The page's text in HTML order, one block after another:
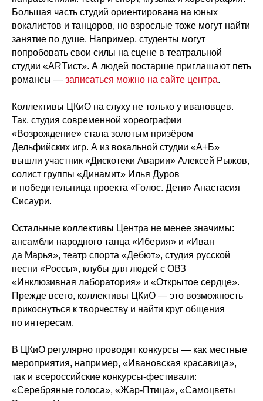
Большая часть студий ориентирована на юных
вокалистов и танцоров, но взрослые тоже могут найти
занятие по душе. Например, студенты могут
попробовать свои силы на сцене в театральной
студии «ARTист». А людей постарше приглашают петь
романсы — записаться можно на сайте центра.
Коллективы ЦКиО на слуху не только у ивановцев.
Так, студия современной хореографии
«Возрождение» стала золотым призёром
Дельфийских игр. А из вокальной студии «А+Б»
вышли участник «Дискотеки Аварии» Алексей Рыжов,
солист группы «Динамит» Илья Дуров
и победительница проекта «Голос. Дети» Анастасия
Сисаури.
Остальные коллективы Центра не менее значимы:
ансамбли народного танца «Иберия» и «Иван
да Марья», театр спорта «Дебют», студия русской
песни «Россы», клубы для людей с ОВЗ
«Инклюзивная лаборатория» и «Открытое сердце».
Прежде всего, коллективы ЦКиО — это возможность
прикоснуться к творчеству и найти круг общения
по интересам.
В ЦКиО регулярно проводят конкурсы — как местные
мероприятия, например, «Ивановская красавица»,
так и всероссийские конкурсы-фестивали:
«Серебряные голоса», «Жар-Птица», «Самоцветы